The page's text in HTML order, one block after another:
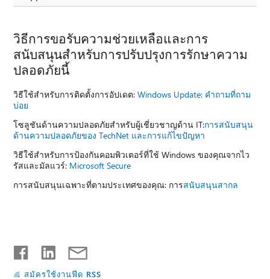
วิธีการขอรับความช่วยเหลือและการ
สนับสนุนสำหรับการปรับปรุงการรักษาความ
ปลอดภัยนี้
วิธีใช้สำหรับการติดตั้งการอัปเดต:Windows Update: คำถามที่ถาม
บ่อย
โซลูชันด้านความปลอดภัยสำหรับผู้เชี่ยวชาญด้าน IT:การสนับสนุน
ด้านความปลอดภัยของ TechNet และการแก้ไขปัญหา
วิธีใช้สำหรับการป้องกันคอมพิวเตอร์ที่ใช้ Windows ของคุณจากไว
รัสและมัลแวร์: Microsoft Secure
การสนับสนุนเฉพาะที่ตามประเทศของคุณ: การสนับสนุนสากล
สมัครใช้งานฟีด RSS